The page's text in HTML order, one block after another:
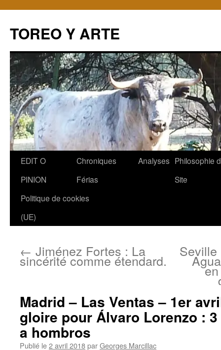
TOREO Y ARTE
Aller
contenu
EDIT O
PINION
Chroniques
Férias
Analyses Philosophie
Site
Politique de cookies
(UE)
← Jiménez Fortes : La
sincérité comme étendard.
Seville
Madrid – Las Ventas – 1er
gloire pour Álvaro Lorenzo :
a hombros
Publié le2 avril 2018parGeorges Marcillac